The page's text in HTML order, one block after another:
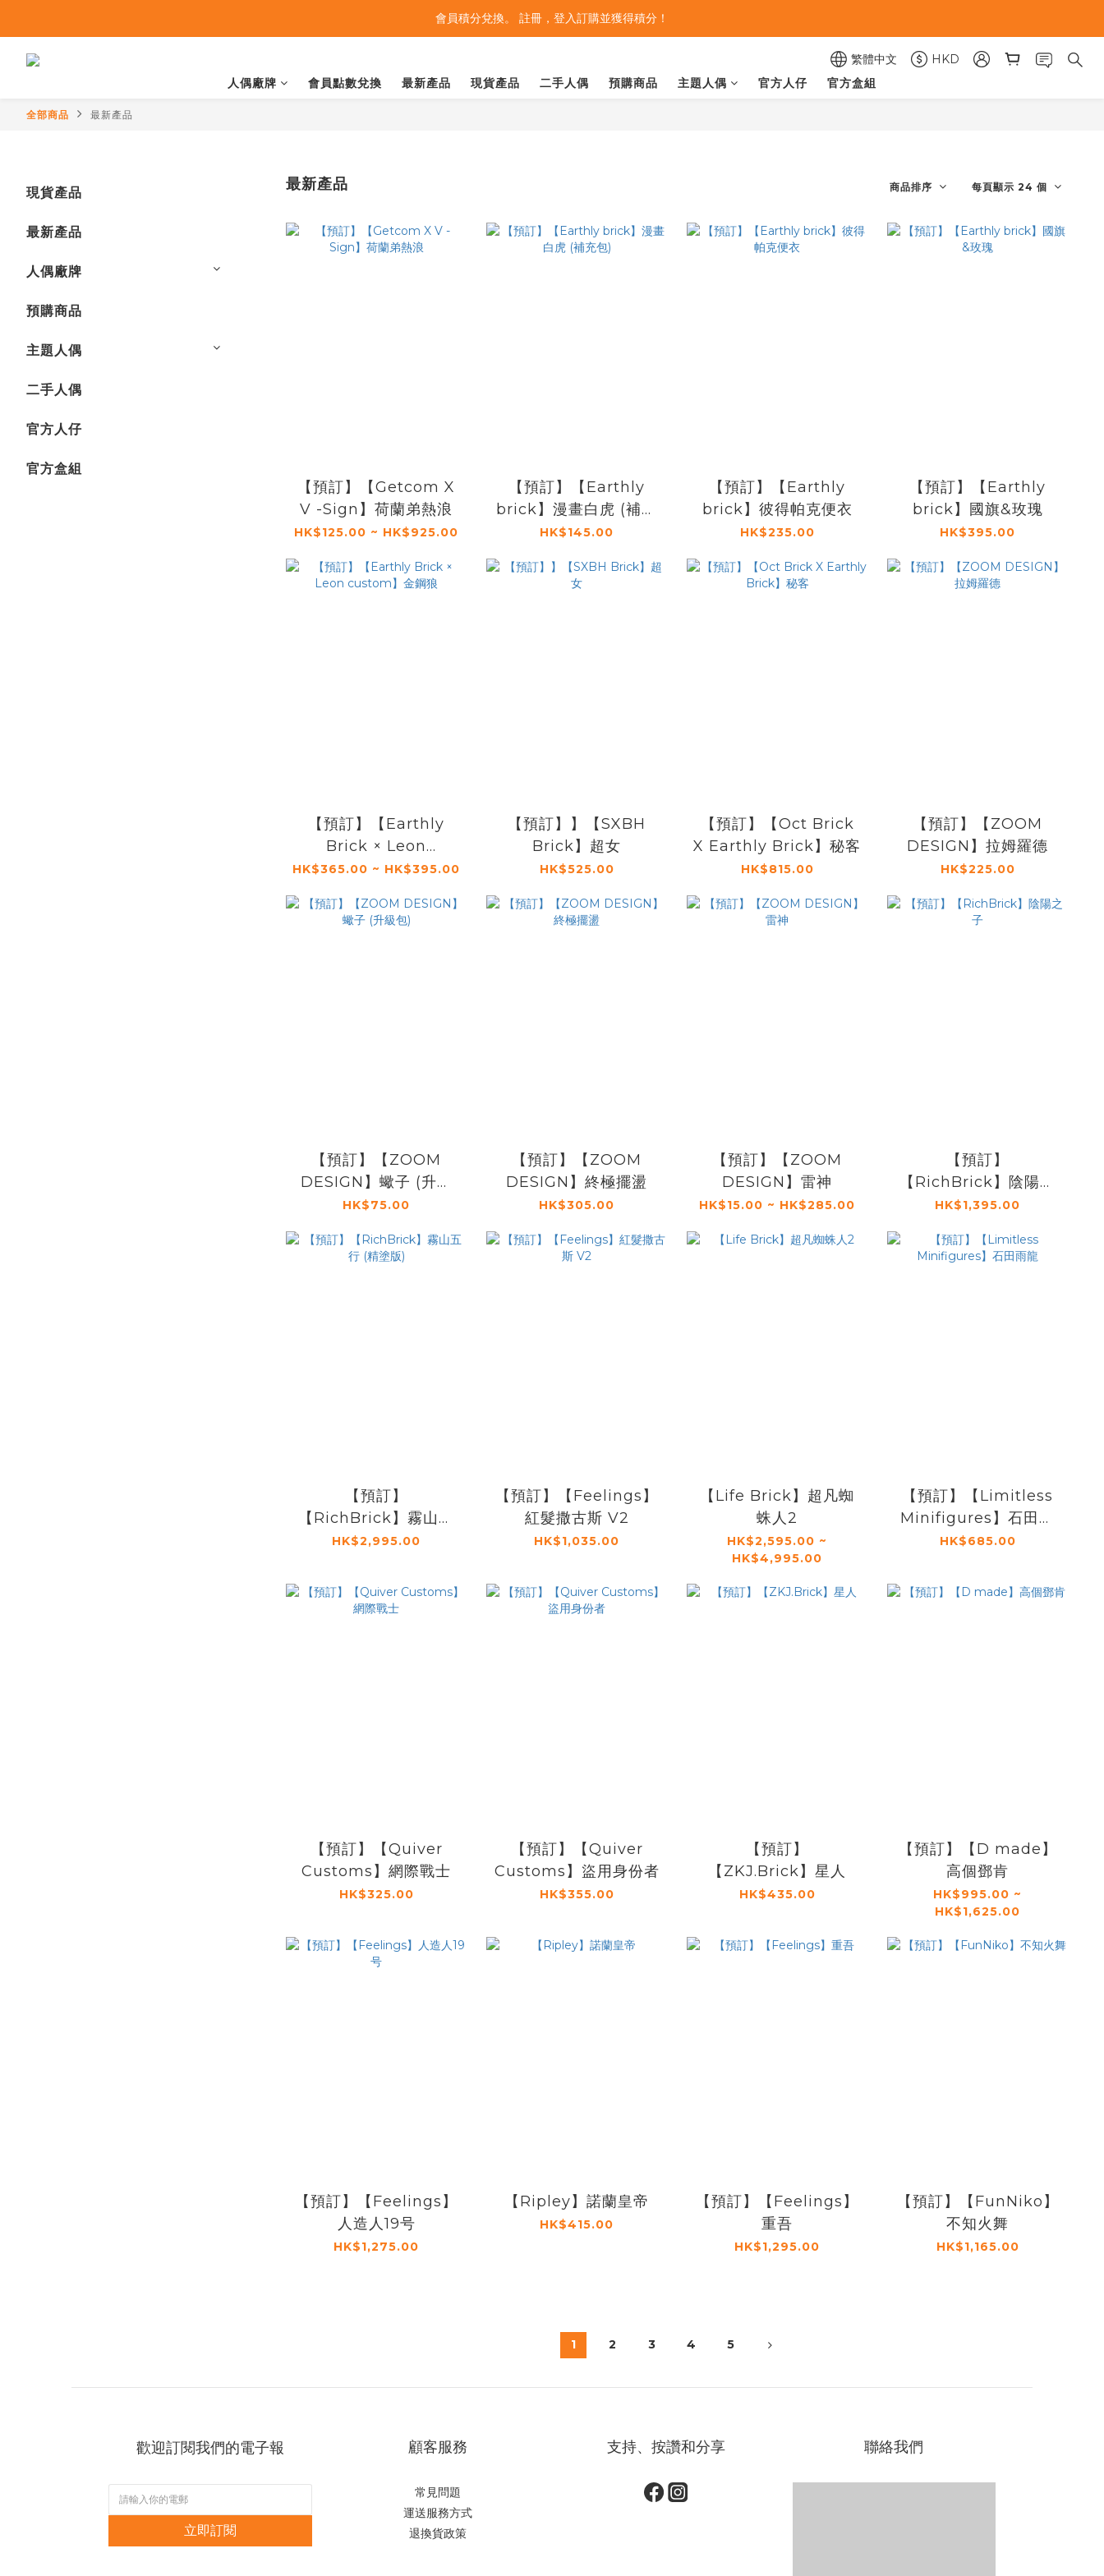
會員積分兌換。 註冊，登入訂購並獲得積分！
繁體中文
HKD
人偶廠牌
會員點數兌換 最新產品 現貨產品 二手人偶 預購商品 主題人偶 官方人仔 官方盒組
全部商品 最新產品
現貨產品
最新產品
人偶廠牌
預購商品
主題人偶
二手人偶
官方人仔
官方盒組
最新產品 商品排序 每頁顯示 24 個
【預訂】【Getcom X
V -Sign】荷蘭弟熱浪
HK$125.00 ~ HK$925.00
【預訂】【Earthly
brick】漫畫白虎 (補充
包)
HK$145.00
【預訂】【Earthly
brick】彼得帕克便衣
HK$235.00
【預訂】【Earthly
brick】國旗&玫瑰
HK$395.00
【預訂】【Earthly
Brick × Leon
custom】金鋼狼
HK$365.00 ~ HK$395.00
【預訂】】【SXBH
Brick】超女
HK$525.00
【預訂】【Oct Brick
X Earthly Brick】秘客
HK$815.00
【預訂】【ZOOM
DESIGN】拉姆羅德
HK$225.00
【預訂】【ZOOM
DESIGN】蠍子 (升級
包)
HK$75.00
【預訂】【ZOOM
DESIGN】終極擺盪
HK$305.00
【預訂】【ZOOM
DESIGN】雷神
HK$15.00 ~ HK$285.00
【預訂】
【RichBrick】陰陽之
子
HK$1,395.00
【預訂】
【RichBrick】霧山五
行 (精塗版)
HK$2,995.00
【預訂】【Feelings】
紅髮撒古斯 V2
HK$1,035.00
【Life Brick】超凡蜘
蛛人2
HK$2,595.00 ~
HK$4,995.00
【預訂】【Limitless
Minifigures】石田雨
龍
HK$685.00
【預訂】【Quiver
Customs】網際戰士
HK$325.00
【預訂】【Quiver
Customs】盜用身份者
HK$355.00
【預訂】
【ZKJ.Brick】星人
HK$435.00
【預訂】【D made】
高個鄧肯
HK$995.00 ~
HK$1,625.00
【預訂】【Feelings】
人造人19号
HK$1,275.00
【Ripley】諾蘭皇帝
HK$415.00
【預訂】【Feelings】
重吾
HK$1,295.00
【預訂】【FunNiko】
不知火舞
HK$1,165.00
1 2 3 4 5
歡迎訂閱我們的電子報
立即訂閱
顧客服務
常見問題
運送服務方式
退換貨政策
支持、按讚和分享 聯絡我們